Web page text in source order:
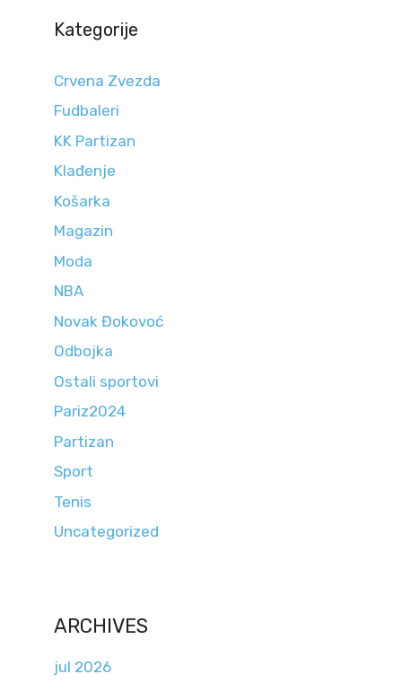
Kategorije
Crvena Zvezda
Fudbaleri
KK Partizan
Klađenje
Košarka
Magazin
Moda
NBA
Novak Đokovoć
Odbojka
Ostali sportovi
Pariz2024
Partizan
Sport
Tenis
Uncategorized
ARCHIVES
jul 2026